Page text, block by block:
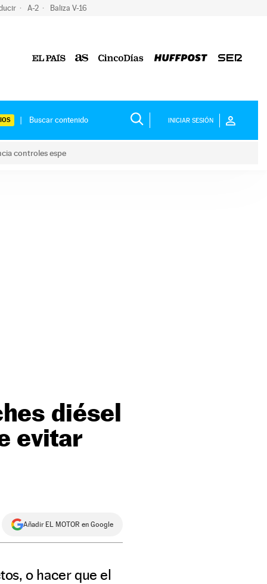
A-2 Baliza V-16
INICIAR SESIÓN
controles espe
diésel
evitar
Añadir EL MOTOR en Google
o hacer que el